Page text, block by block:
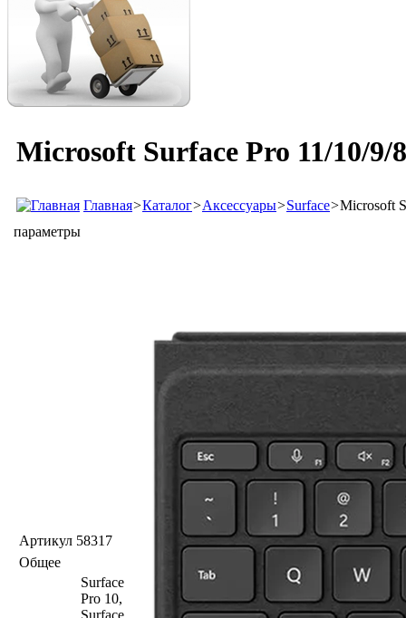
Microsoft Surface Pro 11/10/
Главная>Каталог>Аксессуары>Surface>Microsoft
параметры
Артикул 58317
Общее
Surface
Pro 10,
Surface